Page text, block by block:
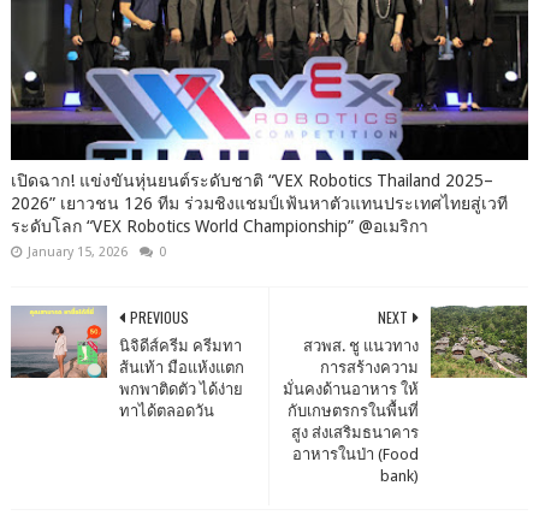
เปิดฉาก! แข่งขันหุ่นยนต์ระดับชาติ “VEX Robotics Thailand 2025–
2026” เยาวชน 126 ทีม ร่วมชิงแชมป์เฟ้นหาตัวแทนประเทศไทยสู่เวที
ระดับโลก “VEX Robotics World Championship” @อเมริกา
January 15, 2026 0
NEXT
สวพส. ชู แนวทาง
การสร้างความ
มั่นคงด้านอาหาร ให้
กับเกษตรกรในพื้นที่
สูง ส่งเสริมธนาคาร
อาหารในป่า (Food
bank)
PREVIOUS
นิจิดีส์ครีม ครีมทา
ส้นเท้า มือแห้งแตก
พกพาติดตัว ได้ง่าย
ทาได้ตลอดวัน